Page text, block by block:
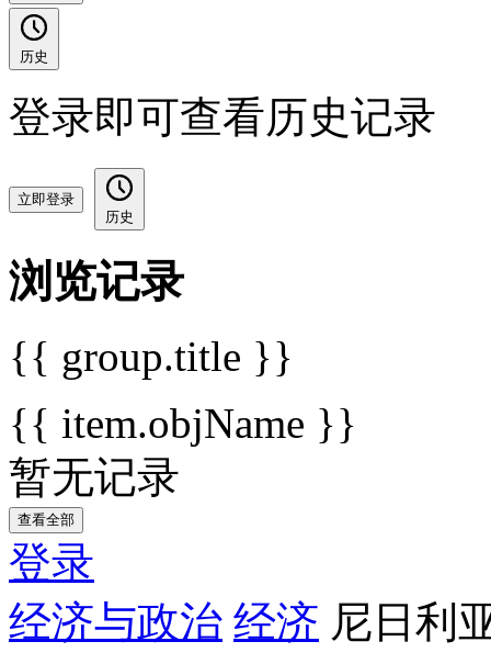
历史
登录即可查看历史记录
立即登录
历史
浏览记录
{{ group.title }}
{{ item.objName }}
暂无记录
查看全部
登录
经济与政治 经济 尼日利